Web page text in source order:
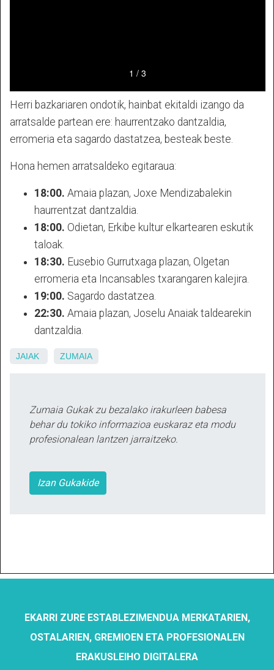
Herri bazkariaren ondotik, hainbat ekitaldi izango da
arratsalde partean ere: haurrentzako dantzaldia,
erromeria eta sagardo dastatzea, besteak beste.
Hona hemen arratsaldeko egitaraua:
18:00. Amaia plazan, Joxe Mendizabalekin
haurrentzat dantzaldia.
18:00. Odietan, Erkibe kultur elkartearen eskutik
taloak.
18:30. Eusebio Gurrutxaga plazan, Olgetan
erromeria eta Incansables txarangaren kalejira.
19:00. Sagardo dastatzea.
22:30. Amaia plazan, Joselu Anaiak taldearekin
dantzaldia.
JAIAK ZUMAIA
Zumaia Gukak zu bezalako irakurleen babesa
behar du tokiko informazioa euskaraz eta modu
profesionalean lantzen jarraitzeko.
Izan Gukakide
EKARRI ZURE ESTABLEZIMENDUA MERKATARIEN,
OSTALARIEN, GREMIOEN ETA PROFESIONALEN
ERAKUSLEIHO DIGITALERA